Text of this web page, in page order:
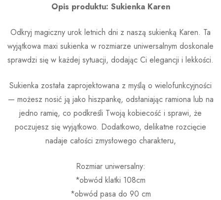
Opis produktu: Sukienka Karen
Odkryj magiczny urok letnich dni z naszą sukienką Karen. Ta
wyjątkowa maxi sukienka w rozmiarze uniwersalnym doskonale
sprawdzi się w każdej sytuacji, dodając Ci elegancji i lekkości.
Sukienka została zaprojektowana z myślą o wielofunkcyjności
— możesz nosić ją jako hiszpankę, odsłaniając ramiona lub na
jedno ramię, co podkreśli Twoją kobiecość i sprawi, że
poczujesz się wyjątkowo. Dodatkowo, delikatne rozcięcie
nadaje całości zmysłowego charakteru,
Rozmiar uniwersalny:
*obwód klatki 108cm
*obwód pasa do 90 cm